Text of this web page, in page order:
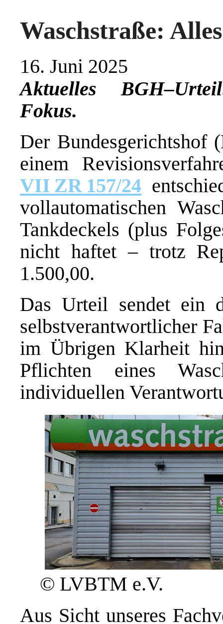
Waschstraße:
16. Juni 2025
Aktuelles
Fokus.
Der Bundesgerichtshof
einem
VII ZR 157/24
vollautomatischen
Tankdeckels (plus
nicht haftet – trotz
1.500,00.
Das Urteil sendet ein
selbstverantwortlicher
im Übrigen Klarheit
Pflichten eines
individuellen
© LVBTM e.V.
Aus Sicht unseres